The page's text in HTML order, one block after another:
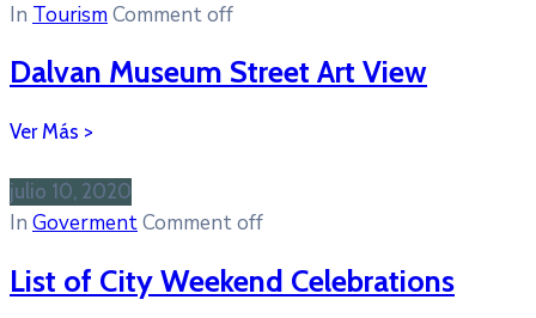
In TourismComment off
Dalvan Museum Street Art View
julio 10, 2020
In GovermentComment off
List of City Weekend Celebrations